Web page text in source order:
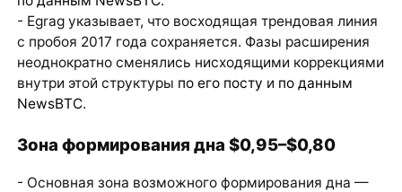
- Egrag указывает, что восходящая трендовая линия
с пробоя 2017 года сохраняется. Фазы расширения
неоднократно сменялись нисходящими коррекциями
внутри этой структуры по его посту и по данным
NewsBTC.
Зона формирования дна $0,95–$0,80
- Основная зона возможного формирования дна —